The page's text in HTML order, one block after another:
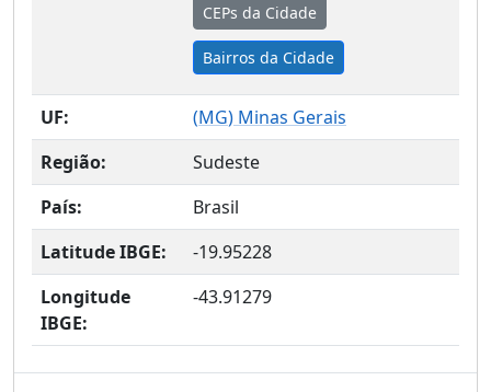
CEPs da Cidade
Bairros da Cidade
UF: (MG) Minas Gerais
Região:
Sudeste
País:
Brasil
Latitude IBGE:
-19.95228
Longitude
IBGE:
-43.91279